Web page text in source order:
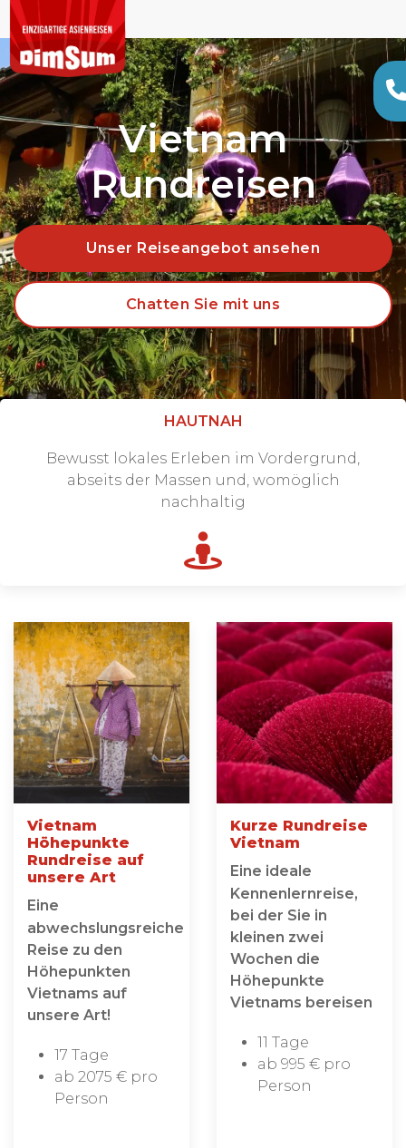
Vietnam
Rundreisen
Unser Reiseangebot ansehen
Chatten Sie mit uns
HAUTNAH
Bewusst lokales Erleben im Vordergrund,
abseits der Massen und, womöglich
nachhaltig
Vietnam
Höhepunkte
Rundreise auf
unsere Art
Eine
abwechslungsreiche
Reise zu den
Höhepunkten
Vietnams auf
unsere Art!
17 Tage
ab 2075 € pro
Person
Kurze Rundreise
Vietnam
Eine ideale
Kennenlernreise,
bei der Sie in
kleinen zwei
Wochen die
Höhepunkte
Vietnams bereisen
11 Tage
ab 995 € pro
Person